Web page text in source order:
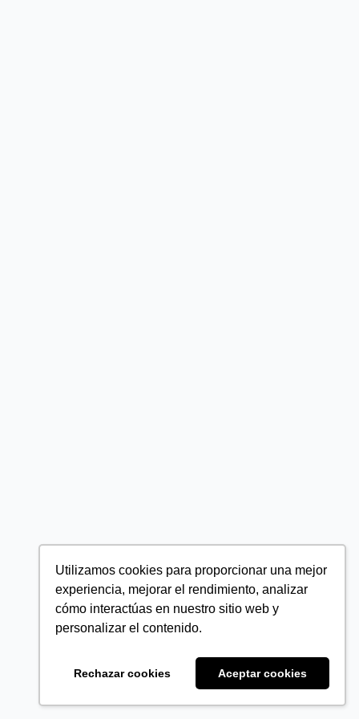
Utilizamos cookies para proporcionar una mejor
experiencia, mejorar el rendimiento, analizar
cómo interactúas en nuestro sitio web y
personalizar el contenido.
Rechazar cookies Aceptar cookies